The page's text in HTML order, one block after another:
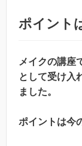
ポイント
メイクの講座
として受け入
ました。
ポイントは今